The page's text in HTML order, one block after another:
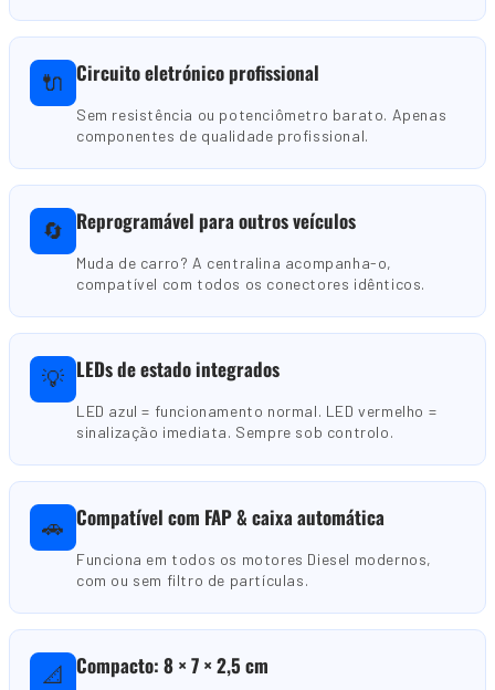
🔌 Circuito eletrónico profissional
Sem resistência ou potenciômetro barato. Apenas
componentes de qualidade profissional.
🔄 Reprogramável para outros veículos
Muda de carro? A centralina acompanha-o,
compatível com todos os conectores idênticos.
💡 LEDs de estado integrados
LED azul = funcionamento normal. LED vermelho =
sinalização imediata. Sempre sob controlo.
🚗 Compatível com FAP & caixa automática
Funciona em todos os motores Diesel modernos,
com ou sem filtro de partículas.
📐 Compacto: 8 × 7 × 2,5 cm